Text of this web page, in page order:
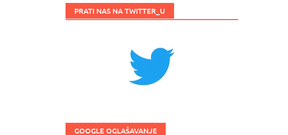
PRATI NAS NA TWITTER_U
GOOGLE OGLAŠAVANJE